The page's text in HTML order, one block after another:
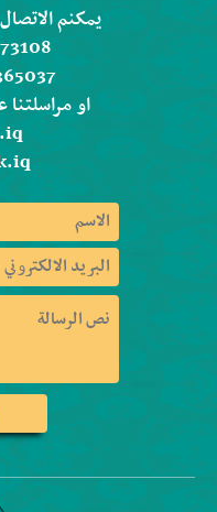
يمكنم
او مراسلتنا